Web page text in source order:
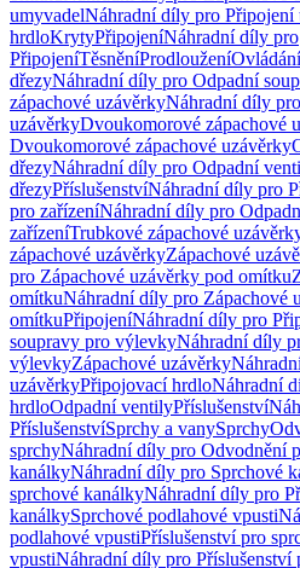
umyvadelNáhradní díly pro Připojení
hrdloKrytyPřipojeníNáhradní díly pro
PřipojeníTěsněníProdlouženíOvládání
dřezyNáhradní díly pro Odpadní
zápachové uzávěrkyNáhradní díly
uzávěrkyDvoukomorové zápachové
Dvoukomorové zápachové uzávěrky
dřezyNáhradní díly pro Odpadní
dřezyPříslušenstvíNáhradní díly pro
pro zařízeníNáhradní díly pro
zařízeníTrubkové zápachové
zápachové uzávěrkyZápachové
pro Zápachové uzávěrky pod omítku
omítkuNáhradní díly pro Zápachové
omítkuPřipojeníNáhradní díly pro
soupravy pro výlevkyNáhradní díly
výlevkyZápachové uzávěrky
uzávěrkyPřipojovací hrdloNáhradní
hrdloOdpadní ventilyPříslušenství
PříslušenstvíSprchy a vanySprchy
sprchyNáhradní díly pro Odvodnění
kanálkyNáhradní díly pro Sprchové
sprchové kanálkyNáhradní díly pro
kanálkySprchové podlahové vpusti
podlahové vpustiPříslušenství pro
vpustiNáhradní díly pro Příslušenství